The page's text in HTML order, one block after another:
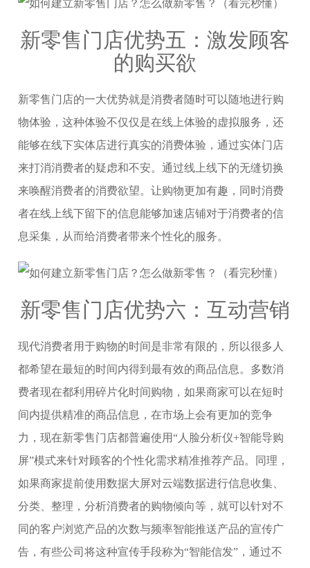
新零售门店优势五：激发顾客
的购买欲
新零售门店的一大优势就是消费者随时可以随地进行购
物体验，这种体验不仅仅是在线上体验的虚拟服务，还
能够在线下实体店进行真实的消费体验，通过实体门店
来打消消费者的疑虑和不安。通过线上线下的无缝切换
来唤醒消费者的消费欲望。让购物更加有趣，同时消费
者在线上线下留下的信息能够加速店铺对于消费者的信
息采集，从而给消费者带来个性化的服务。
新零售门店优势六：互动营销
现代消费者用于购物的时间是非常有限的，所以很多人
都希望在最短的时间内得到最有效的商品信息。多数消
费者现在都利用碎片化时间购物，如果商家可以在短时
间内提供精准的商品信息，在市场上会有更加的竞争
力，现在新零售门店都普遍使用“人脸分析仪+智能导购
屏”模式来针对顾客的个性化需求精准推荐产品。同理，
如果商家提前使用数据大屏对云端数据进行信息收集、
分类、整理，分析消费者的购物倾向等，就可以针对不
同的客户浏览产品的次数与频率智能推送产品的宣传广
告，有些公司将这种宣传手段称为“智能信发”，通过不